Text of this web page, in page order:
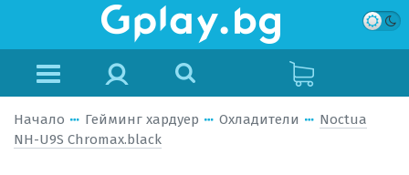
Начало Гейминг хардуер Охладители
Noctua
NH-U9S Chromax.black